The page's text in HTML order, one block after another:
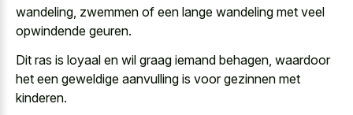
wandeling, zwemmen of een lange wandeling met veel
opwindende geuren.
Dit ras is loyaal en wil graag iemand behagen, waardoor
het een geweldige aanvulling is voor gezinnen met
kinderen.